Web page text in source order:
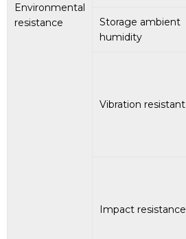
Environmental
resistance
Storage ambient
humidity
Vibration resistant
Impact resistance